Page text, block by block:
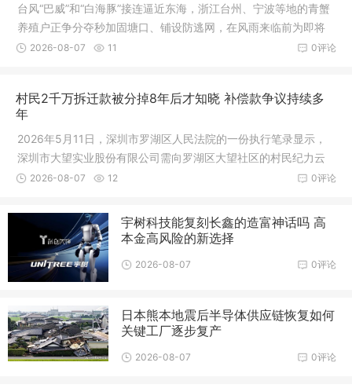
台风“巴威”和“白海豚”接连逼近东海，浙江台州、宁波等地的青蟹
养殖户正争分夺秒加固塘口、铺设防逃网，在风雨来临前为即将
上市的成熟青蟹抢出“安全窗口期”。台风逼近前，东海沿岸青蟹养
0评论
2026-08-07 11
村民2千万拆迁款被分掉8年后才知晓 补偿款争议持续多
年
2026年5月11日，深圳市罗湖区人民法院的一份执行笔录显示，
深圳市大望实业股份有限公司需向罗湖区大望社区的村民纪力云
支付1600万元的执行款
0评论
2026-08-07 12
宇树科技能复刻长鑫的造富神话吗 高
本金高风险的新选择
0评论
2026-08-07
日本熊本地震后半导体供应链恢复如何
关键工厂逐步复产
0评论
2026-08-07